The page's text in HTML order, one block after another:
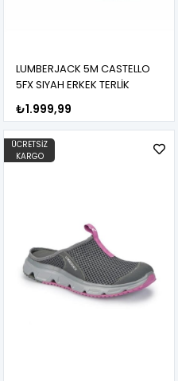
LUMBERJACK 5M CASTELLO
5FX SIYAH ERKEK TERLİK
₺1.999,99
ÜCRETSIZ
KARGO